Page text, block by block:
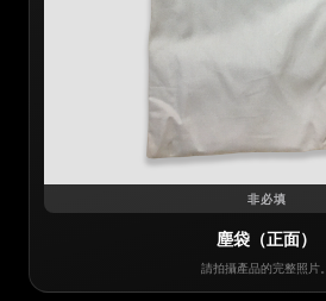
非必填
塵袋（正面）
請拍攝產品的完整照片。